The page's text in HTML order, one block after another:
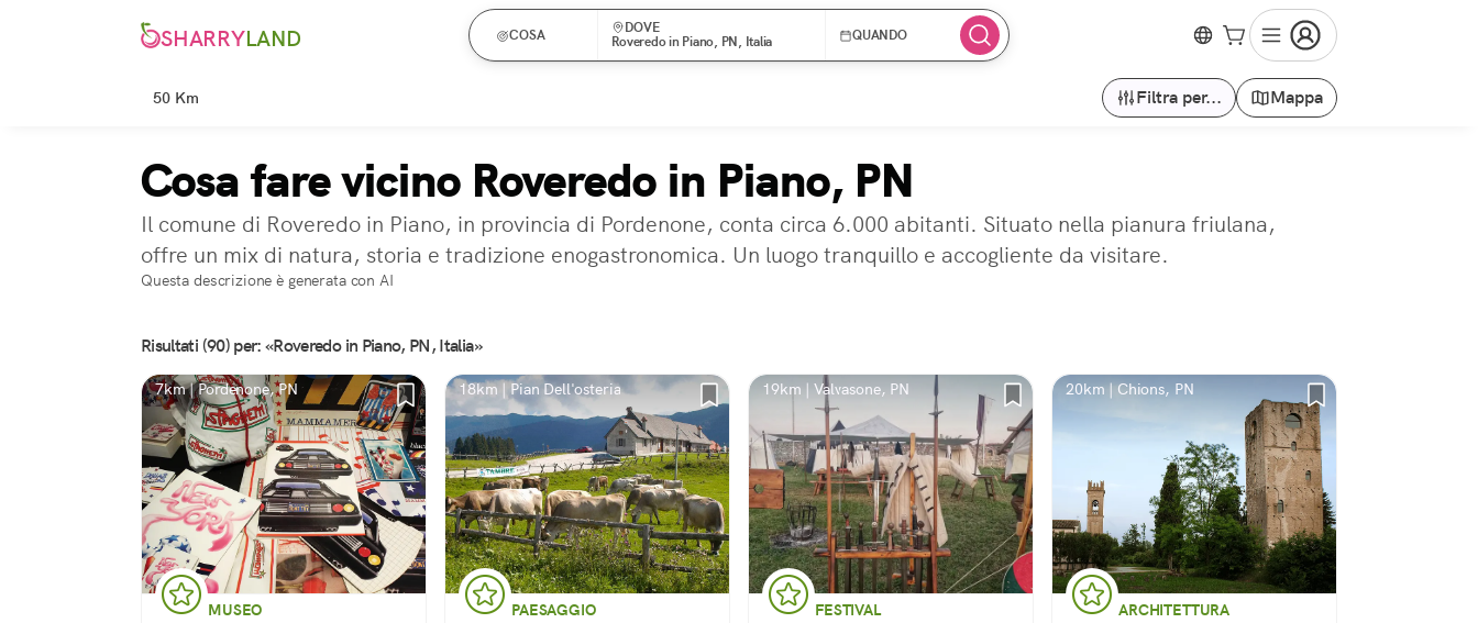
SHARRYLAND COSA
DOVE
Roveredo in Piano, PN, Italia
QUANDO
50 Km Filtra per... Mappa
Cosa fare vicino Roveredo in Piano, PN
Il comune di Roveredo in Piano, in provincia di Pordenone, conta circa 6.000 abitanti. Situato nella pianura friulana,
offre un mix di natura, storia e tradizione enogastronomica. Un luogo tranquillo e accogliente da visitare.
Questa descrizione è generata con AI
Risultati (90) per: «Roveredo in Piano, PN, Italia»
7km | Pordenone, PN
MUSEO
18km | Pian Dell'osteria
PAESAGGIO
19km | Valvasone, PN
FESTIVAL
20km | Chions, PN
ARCHITETTURA